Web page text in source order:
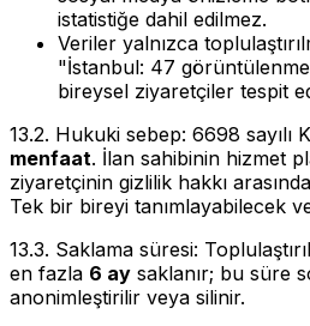
istatistiğe dahil edilmez.
Veriler yalnızca
"İstanbul: 47
bireysel ziyaretçiler tespit
13.2. Hukuki sebep: 6698
menfaat. İlan sahibinin hizmet
ziyaretçinin gizlilik hakkı
Tek bir bireyi tanımlayabilecek
13.3. Saklama süresi:
en fazla 6 ay saklanır; bu süre
anonimleştirilir veya silinir.